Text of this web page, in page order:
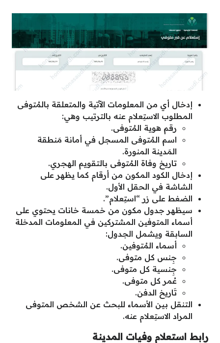
إدخال أي من المعلومات الآتية والمتعلقة بالمُتوفى
المطلوب الاستِعلام عنه بالترتيب وهي:
رقم هوية المُتوفى.
اسم المُتوفى المسجل في أمانة مَنطقة
المَدينة المنورة.
تاريخ وفاة المُتوفى بالتقويم الهجري.
إدخال الكود المكون من أرقام كما يظهر على
الشاشة في الحقل الأول.
الضغط على زر “استِعلام”.
سيظهر جدول مكون من خمسة خانات يحتوي على
أسماء المتوفين المشتركين في المعلومات المدخلة
السابقة ويشمل الجدول:
أسماء المُتوفين.
جِنس كل متوفى.
جِنسية كل متوفى.
عُمر كل متوفى.
تَاريخ الدفن.
التنقل بين الأسماء للبحث عن الشخص المتوفى
المراد الاستِعلام عنه.
رابط استعلام وفيات المدينة